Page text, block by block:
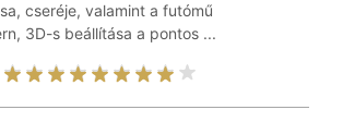
cseréje, valamint a futómű
3D-s beállítása a pontos ...